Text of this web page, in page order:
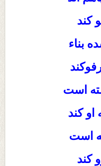
کند
بناء
است
کند
است
کند